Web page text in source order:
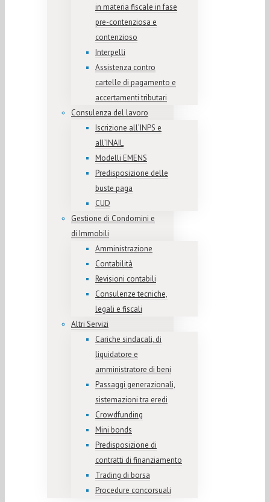
in materia fiscale in fase
pre-contenziosa e
contenzioso
Interpelli
Assistenza contro
cartelle di pagamento e
accertamenti tributari
Consulenza del lavoro
Iscrizione all’INPS e
all’INAIL
Modelli EMENS
Predisposizione delle
buste paga
CUD
Gestione di Condomini e
di Immobili
Amministrazione
Contabilità
Revisioni contabili
Consulenze tecniche,
legali e fiscali
Altri Servizi
Cariche sindacali, di
liquidatore e
amministratore di beni
Passaggi generazionali,
sistemazioni tra eredi
Crowdfunding
Mini bonds
Predisposizione di
contratti di finanziamento
Trading di borsa
Procedure concorsuali